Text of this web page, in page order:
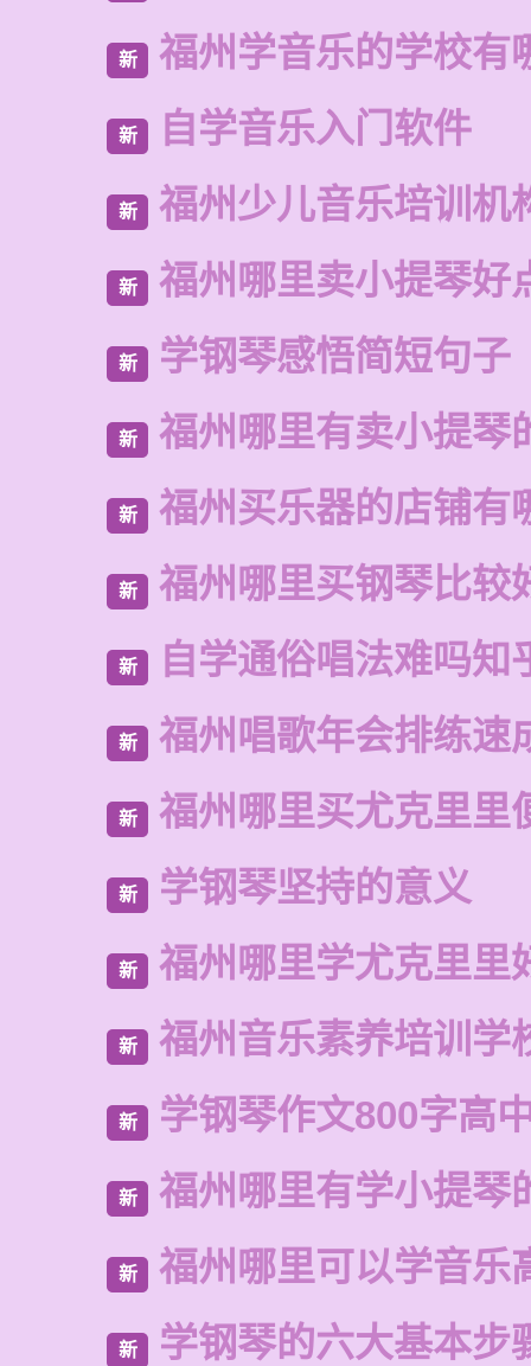
新 福州学音乐的学校有
新 自学音乐入门软件
新 福州少儿音乐培训机
新 福州哪里卖小提琴好
新 学钢琴感悟简短句子
新 福州哪里有卖小提琴
新 福州买乐器的店铺有
新 福州哪里买钢琴比较
新 自学通俗唱法难吗知
新 福州唱歌年会排练速
新 福州哪里买尤克里里
新 学钢琴坚持的意义
新 福州哪里学尤克里里
新 福州音乐素养培训学
新 学钢琴作文800字高
新 福州哪里有学小提琴
新 福州哪里可以学音乐
新 学钢琴的六大基本步